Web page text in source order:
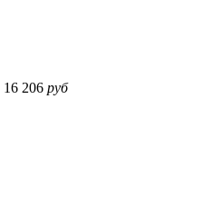
16 206 руб